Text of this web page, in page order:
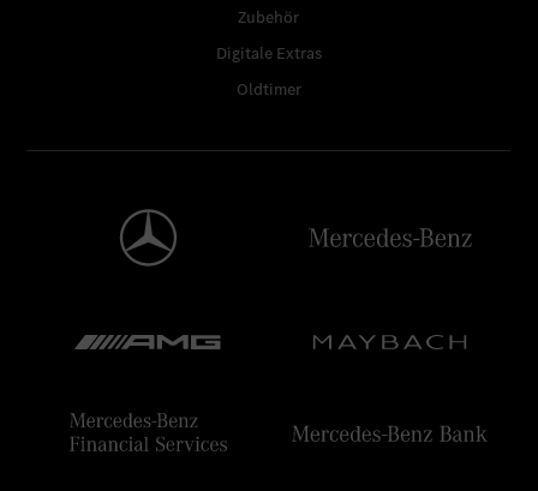
Zubehör
Digitale Extras
Oldtimer